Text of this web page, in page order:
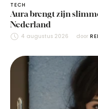
TECH
Aura brengt zijn
Nederland
4 augustus 2026 door